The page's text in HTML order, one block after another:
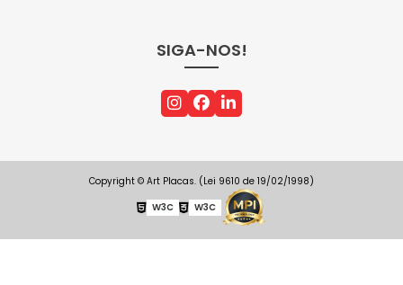
SIGA-NOS!
Copyright © Art Placas. (Lei 9610 de 19/02/1998)
W3C
W3C